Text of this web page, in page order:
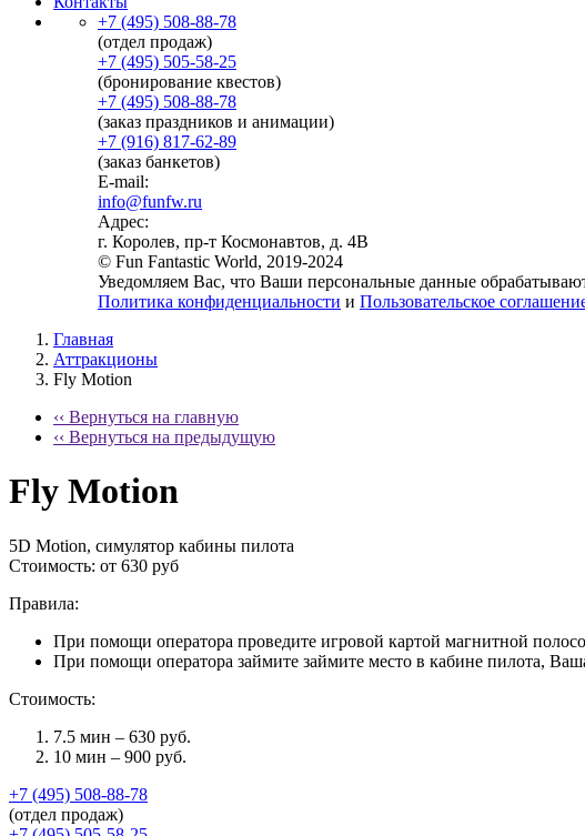
+7 (495) 508-88-78
(отдел продаж)
+7 (495) 505-58-25
(бронирование квестов)
+7 (495) 508-88-78
(заказ праздников и анимации)
+7 (916) 817-62-89
(заказ банкетов)
E-mail:
info@funfw.ru
Адрес:
г. Королев, пр-т Космонавтов, д. 4В
© Fun Fantastic World, 2019-2024
Уведомляем Вас, что Ваши персональные данные
Политика конфиденциальности и Пользовательское
Главная
Аттракционы
Fly Motion
‹‹ Вернуться на главную
‹‹ Вернуться на предыдущую
Fly Motion
5D Motion, симулятор кабины пилота
Стоимость: от 630 руб
Правила:
При помощи оператора проведите игровой картой магнитной
При помощи оператора займите займите место в кабине пилота,
Стоимость:
7.5 мин – 630 руб.
10 мин – 900 руб.
+7 (495) 508-88-78
(отдел продаж)